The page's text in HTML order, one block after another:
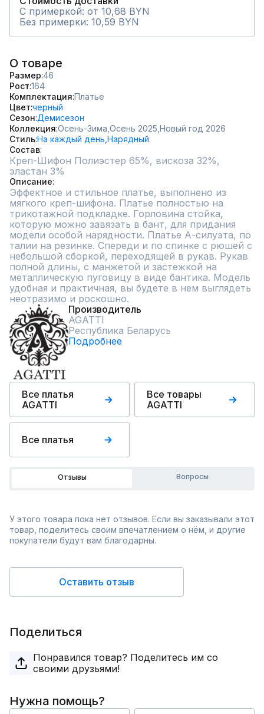
С примеркой: от 10,68 BYN
Без примерки: 10,59 BYN
О товаре
Размер 46
Рост 164
Комплектация Платье
Цвет черный
Сезон Демисезон
Коллекция Осень-Зима, Осень 2025, Новый год 2026
СтильНа каждый день, Нарядный
Состав
Креп-Шифон Полиэстер 65%, вискоза 32%,
эластан 3%
Описание
Эффектное и стильное платье, выполнено из
мягкого креп-шифона. Платье полностью на
трикотажной подкладке. Горловина стойка,
которую можно завязать в бант, для придания
модели особой нарядности. Платье А-силуэта, по
талии на резинке. Спереди и по спинке с рюшей с
небольшой сборкой, переходящей в рукав. Рукав
полной длины, с манжетой и застежкой на
металлическую пуговицу в виде бантика. Модель
удобная и практичная, вы будете в нем выглядеть
неотразимо и роскошно.
Производитель
AGATTI
Республика Беларусь
Подробнее
Все платья
AGATTI
Все товары
AGATTI
Все платья
Отзывы Вопросы
У этого товара пока нет отзывов. Если вы заказывали этот
товар, поделитесь своим впечатлением о нём, и другие
покупатели будут вам благодарны.
Оставить отзыв
Поделиться
Понравился товар? Поделитесь им со
своими друзьями!
Нужна помощь?